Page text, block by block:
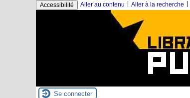
Accessibilité Aller au contenu Aller à la recherche
Se connecter